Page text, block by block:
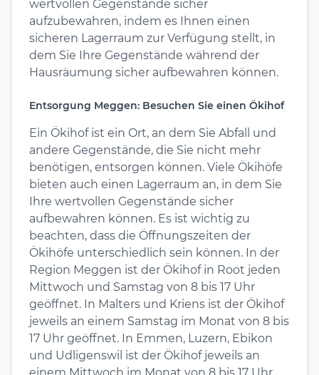
wertvollen Gegenstände sicher
aufzubewahren, indem es Ihnen einen
sicheren Lagerraum zur Verfügung stellt, in
dem Sie Ihre Gegenstände während der
Hausräumung sicher aufbewahren können.
Entsorgung Meggen: Besuchen Sie einen Ökihof
Ein Ökihof ist ein Ort, an dem Sie Abfall und
andere Gegenstände, die Sie nicht mehr
benötigen, entsorgen können. Viele Ökihöfe
bieten auch einen Lagerraum an, in dem Sie
Ihre wertvollen Gegenstände sicher
aufbewahren können. Es ist wichtig zu
beachten, dass die Öffnungszeiten der
Ökihöfe unterschiedlich sein können. In der
Region Meggen ist der Ökihof in Root jeden
Mittwoch und Samstag von 8 bis 17 Uhr
geöffnet. In Malters und Kriens ist der Ökihof
jeweils an einem Samstag im Monat von 8 bis
17 Uhr geöffnet. In Emmen, Luzern, Ebikon
und Udligenswil ist der Ökihof jeweils an
einem Mittwoch im Monat von 8 bis 17 Uhr